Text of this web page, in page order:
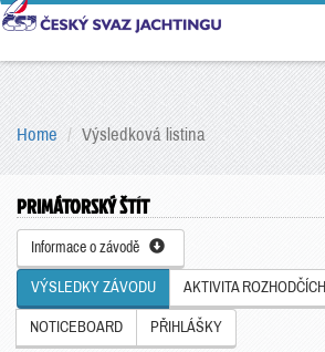
Home Výsledková listina
PRIMÁTORSKÝ ŠTÍT
Informace o závodě
VÝSLEDKY ZÁVODU AKTIVITA ROZHODČÍCH
NOTICEBOARD PŘIHLÁŠKY